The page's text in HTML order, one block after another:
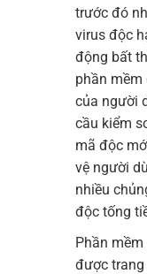
trước đó
virus độc
động bất
phần
của người
cầu kiểm
mã độc
vệ người
nhiều
độc tống
Phần
được trang